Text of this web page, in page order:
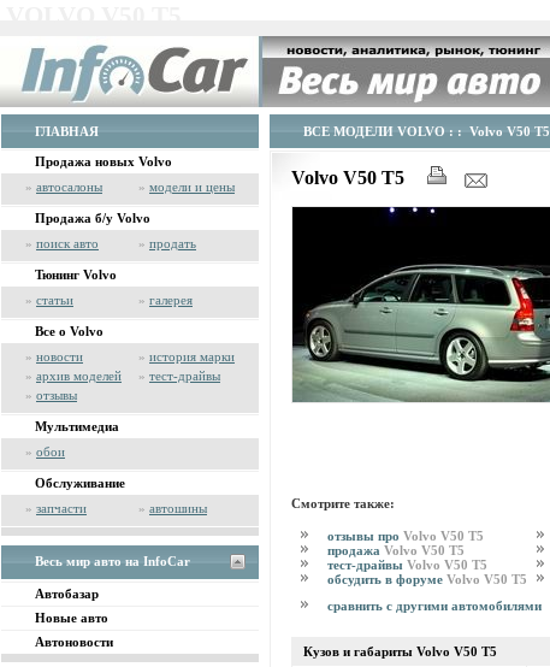
ГЛАВНАЯ
Продажа новых Volvo
» автосалоны » модели и цены
Продажа б/у Volvo
» поиск авто » продать
Тюнинг Volvo
» статьи » галерея
Все о Volvo
» новости » история марки
» архив моделей » тест-драйвы
» отзывы
Мультимедиа
» обои
Обслуживание
» запчасти » автошины
Весь мир авто на InfoCar
Автобазар
Новые авто
Автоновости
ВСЕ МОДЕЛИ VOLVO : : Volvo V50 T5
Volvo V50 T5
Смотрите также:
отзывы про Volvo V50 T5
продажа Volvo V50 T5
тест-драйвы Volvo V50 T5
обсудить в форуме Volvo V50 T5
сравнить с другими автомобилями
Кузов и габариты Volvo V50 T5